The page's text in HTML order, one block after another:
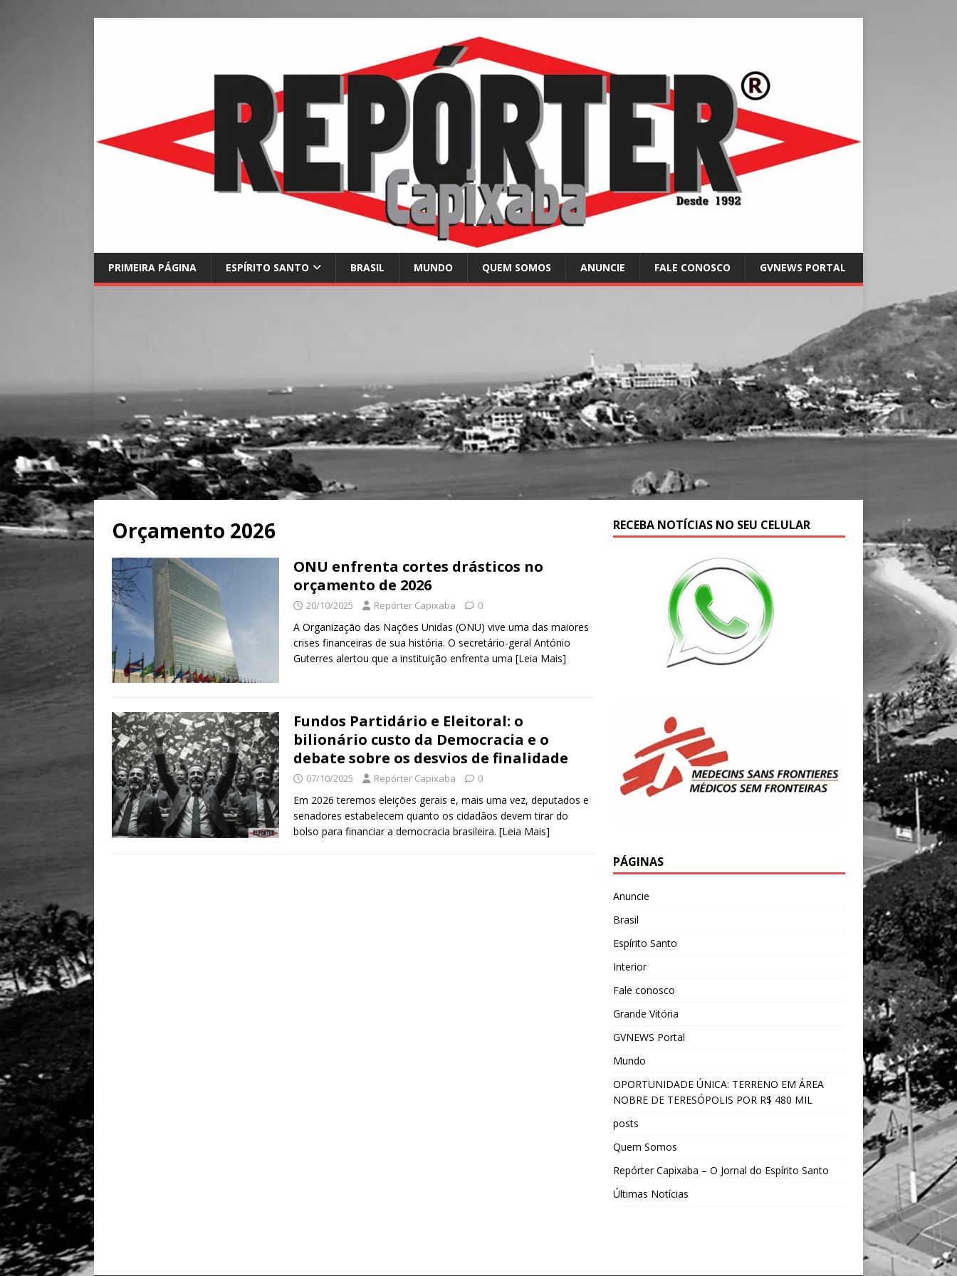
PRIMEIRA PÁGINA ESPÍRITO SANTO BRASIL MUNDO QUEM SOMOS ANUNCIE FALE CONOSCO GVNEWS PORTAL
Orçamento 2026
ONU enfrenta cortes drásticos no
orçamento de 2026
20/10/2025 Repórter Capixaba 0
A Organização das Nações Unidas (ONU) vive uma das maiores
crises financeiras de sua história. O secretário-geral António
Guterres alertou que a instituição enfrenta uma [Leia Mais]
Fundos Partidário e Eleitoral: o
bilionário custo da Democracia e o
debate sobre os desvios de finalidade
07/10/2025 Repórter Capixaba 0
Em 2026 teremos eleições gerais e, mais uma vez, deputados e
senadores estabelecem quanto os cidadãos devem tirar do
bolso para financiar a democracia brasileira. [Leia Mais]
RECEBA NOTÍCIAS NO SEU CELULAR
PÁGINAS
Anuncie
Brasil
Espírito Santo
Interior
Fale conosco
Grande Vitória
GVNEWS Portal
Mundo
OPORTUNIDADE ÚNICA: TERRENO EM ÁREA
NOBRE DE TERESÓPOLIS POR R$ 480 MIL
posts
Quem Somos
Repórter Capixaba – O Jornal do Espírito Santo
Últimas Notícias